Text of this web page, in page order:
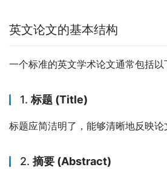
英文论文的基本结构
一个标准的英文学术论文通常包括以
1.标题 (Title)
标题应简洁明了，能够清晰地反映论
2. 摘要 (Abstract)